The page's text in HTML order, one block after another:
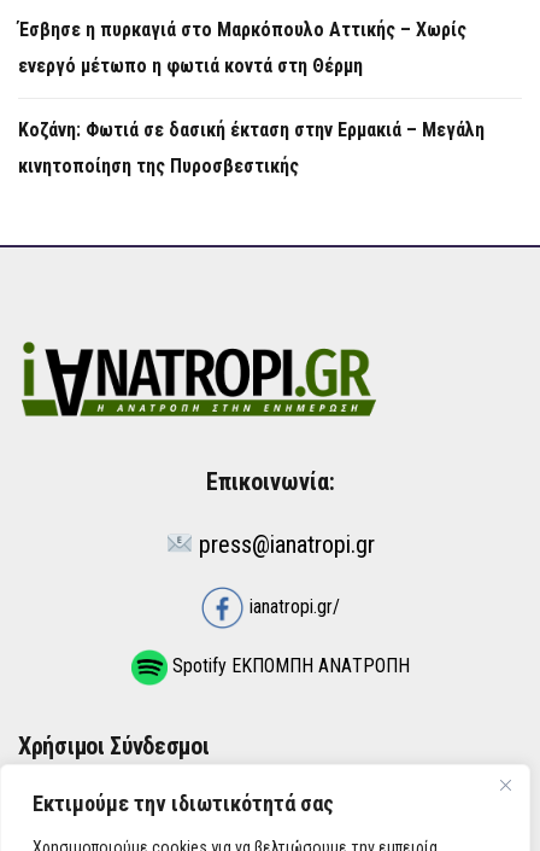
Εκτιμούμε την ιδιωτικότητά σας
Έσβησε η πυρκαγιά στο Μαρκόπουλο Αττικής – Χωρίς
ενεργό μέτωπο η φωτιά κοντά στη Θέρμη
Κοζάνη: Φωτιά σε δασική έκταση στην Ερμακιά – Μεγάλη
κινητοποίηση της Πυροσβεστικής
Επικοινωνία:
press@ianatropi.gr
ianatropi.gr/
Spotify ΕΚΠΟΜΠΗ ΑΝΑΤΡΟΠΗ
Χρήσιμοι Σύνδεσμοι
ΌΡΟΙ ΧΡΉΣΗΣ